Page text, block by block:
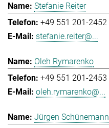
Stefanie Reiter
+49 551 201-2452
stefanie.reiter@...
Oleh Rymarenko
+49 551 201-2453
oleh.rymarenko@...
Jürgen Schünemann